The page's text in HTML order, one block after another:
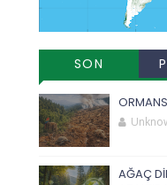
SON
EKLENENLER
AĞAÇ